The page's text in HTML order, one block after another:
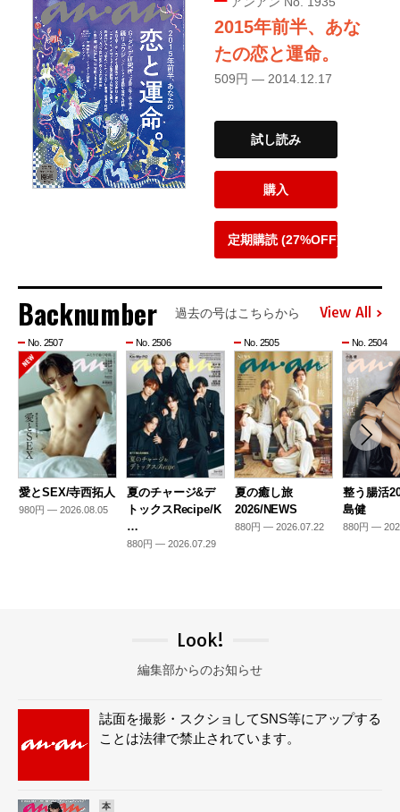
2015年前半、あな
たの恋と運命。
509円 — 2014.12.17
試し読み
購入
定期購読 (27%OFF)
Backnumber 過去の号はこちらから View All
No. 2507
愛とSEX/寺西拓人
980円 — 2026.08.05
No. 2506
夏のチャージ&デ
トックスRecipe/K
…
880円 — 2026.07.29
No. 2505
夏の癒し旅
2026/NEWS
880円 — 2026.07.22
No. 2504
整う腸活
島健
880円 —
Look!
編集部からのお知らせ
誌面を撮影・スクショしてSNS等にアップする
ことは法律で禁止されています。
本